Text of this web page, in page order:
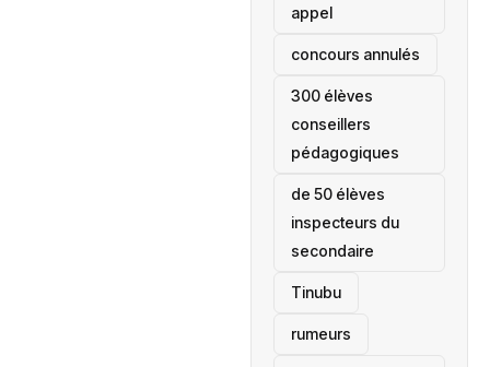
appel
concours annulés
300 élèves
conseillers
pédagogiques
de 50 élèves
inspecteurs du
secondaire
Tinubu
rumeurs